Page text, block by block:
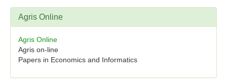
Agris Online
Agris Online
Agris on-line
Papers in Economics and Informatics